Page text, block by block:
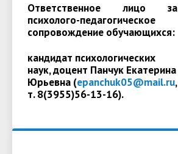
Ответственное лицо за
психолого-педагогическое
сопровождение обучающихся:
кандидат психологических
наук, доцент Панчук Екатерина
Юрьевна (epanchuk05@mail.ru,
т. 8(3955)56-13-16).